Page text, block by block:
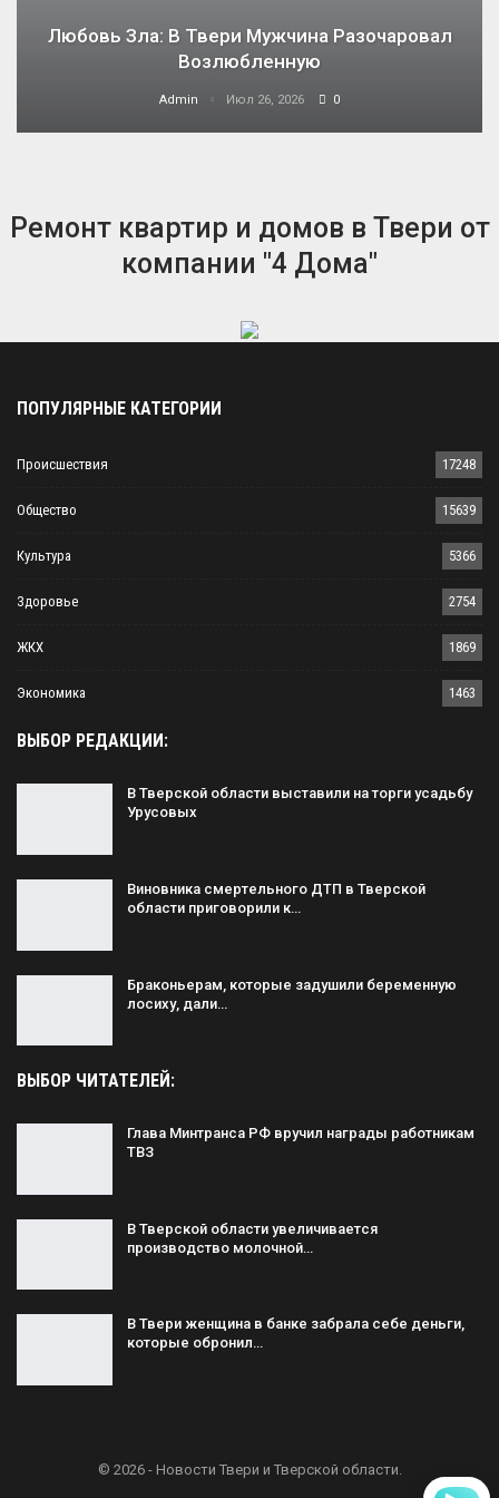
Любовь Зла: В Твери Мужчина Разочаровал
Возлюбленную
Admin Июл 26, 2026 0
Ремонт квартир и домов в Твери от
компании "4 Дома"
ПОПУЛЯРНЫЕ КАТЕГОРИИ
Происшествия 17248
Общество 15639
Культура 5366
Здоровье 2754
ЖКХ 1869
Экономика 1463
ВЫБОР РЕДАКЦИИ:
В Тверской области выставили на торги усадьбу
Урусовых
Виновника смертельного ДТП в Тверской
области приговорили к…
Браконьерам, которые задушили беременную
лосиху, дали…
ВЫБОР ЧИТАТЕЛЕЙ:
Глава Минтранса РФ вручил награды работникам
ТВЗ
В Тверской области увеличивается
производство молочной…
В Твери женщина в банке забрала себе деньги,
которые обронил…
© 2026 - Новости Твери и Тверской области.